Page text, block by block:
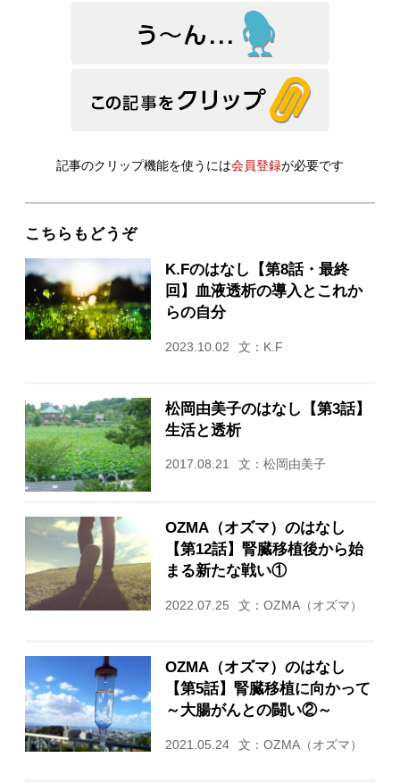
記事のクリップ機能を使うには会員登録が必要です
こちらもどうぞ
K.Fのはなし【第8話・最終
回】血液透析の導入とこれか
らの自分
2023.10.02 文：K.F
松岡由美子のはなし【第3話】
生活と透析
2017.08.21 文：松岡由美子
OZMA（オズマ）のはなし
【第12話】腎臓移植後から始
まる新たな戦い①
2022.07.25 文：OZMA（オズマ）
OZMA（オズマ）のはなし
【第5話】腎臓移植に向かって
～大腸がんとの闘い②～
2021.05.24 文：OZMA（オズマ）